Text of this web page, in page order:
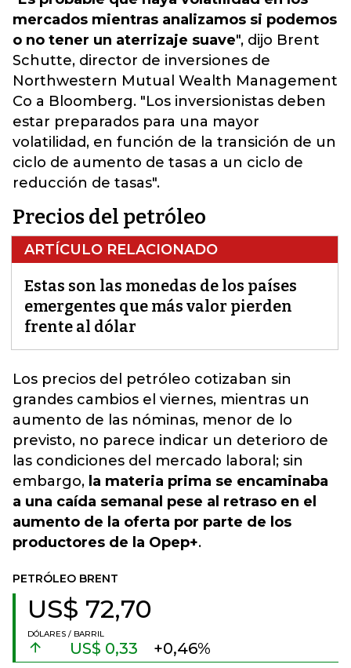
mercados mientras analizamos si podemos
o no tener un aterrizaje suave", dijo Brent
Schutte, director de inversiones de
Northwestern Mutual Wealth Management
Co a Bloomberg. "Los inversionistas deben
estar preparados para una mayor
volatilidad, en función de la transición de un
ciclo de aumento de tasas a un ciclo de
reducción de tasas".
Precios del petróleo
ARTÍCULO RELACIONADO
Estas son las monedas de los países
emergentes que más valor pierden
frente al dólar
Los precios del petróleo cotizaban sin
grandes cambios el viernes, mientras un
aumento de las nóminas, menor de lo
previsto, no parece indicar un deterioro de
las condiciones del mercado laboral; sin
embargo, la materia prima se encaminaba
a una caída semanal pese al retraso en el
aumento de la oferta por parte de los
productores de la Opep+.